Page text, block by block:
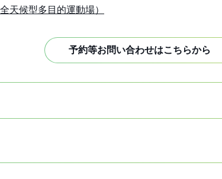
天候型多目的運動場）
予約等お問い合わせはこちらから